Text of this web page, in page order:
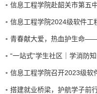
信息工程学院赴韶关市第五
信息工程学院2024级软件工
青春献大爱，热血护生命
“一站式”学生社区｜学消防
信息工程学院召开2023级软
搭建就业桥梁，护航学子